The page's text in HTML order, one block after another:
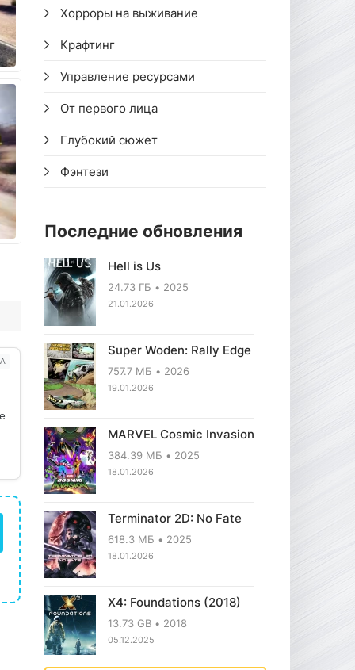
Хорроры на выживание
Крафтинг
Управление ресурсами
От первого лица
Глубокий сюжет
Фэнтези
Последние обновления
Hell is Us
24.73 ГБ 2025
21.01.2026
Super Woden: Rally Edge
757.7 МБ 2026
19.01.2026
MARVEL Cosmic Invasion
384.39 МБ 2025
18.01.2026
Terminator 2D: No Fate
618.3 МБ 2025
18.01.2026
X4: Foundations (2018)
13.73 GB 2018
05.12.2025